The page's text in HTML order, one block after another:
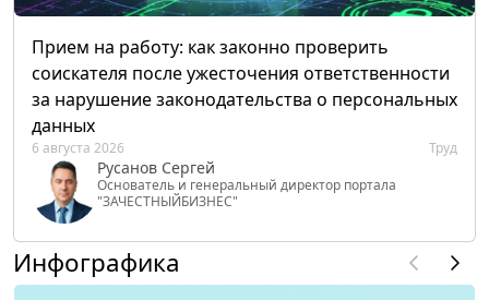
Прием на работу: как законно проверить
соискателя после ужесточения ответственности
за нарушение законодательства о персональных
данных
6 августа 2026 Труд
Русанов Сергей
Основатель и генеральный директор портала
"ЗАЧЕСТНЫЙБИЗНЕС"
Инфографика